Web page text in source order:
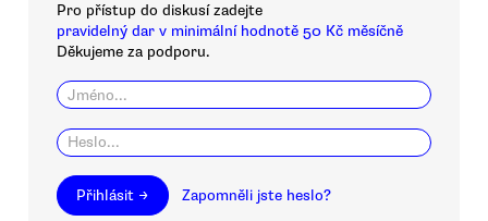
Pro přístup do diskusí zadejte
pravidelný dar v minimální hodnotě 50 Kč měsíčně
Děkujeme za podporu.
Přihlásit → Zapomněli jste heslo?